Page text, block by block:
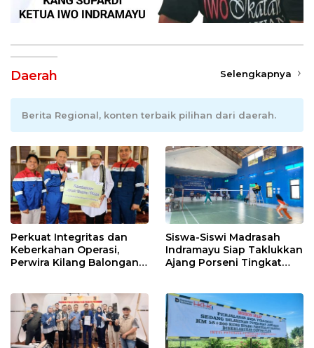
Daerah Selengkapnya
Berita Regional, konten terbaik pilihan dari daerah.
Perkuat Integritas dan
Keberkahan Operasi,
Perwira Kilang Balongan
Siswa-Siswi Madrasah
Indramayu Siap Taklukkan
Ajang Porseni Tingkat